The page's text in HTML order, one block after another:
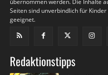
Seiten sind unverbindlich für
geeignet.
Redaktionstipps